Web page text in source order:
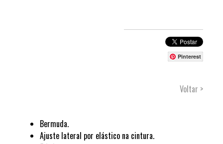
Pinterest
Voltar >
Bermuda.
Ajuste lateral por elástico na cintura.